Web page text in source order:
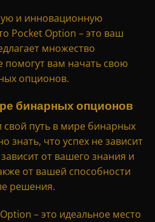
и инновационную
Pocket Option – это ваш
множество
помогут вам начать свою
опционов.
бинарных опционов
свой путь в мире бинарных
знать, что успех не зависит
от вашего знания и
от вашей способности
решения.
– это идеальное место